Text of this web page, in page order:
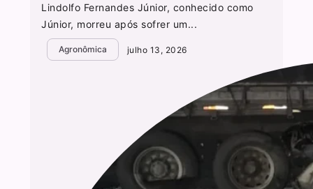
Lindolfo Fernandes Júnior, conhecido como
Júnior, morreu após sofrer um...
Agronômica julho 13, 2026